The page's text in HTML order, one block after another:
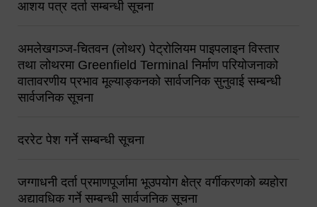
आशय पत्र दर्ता सम्बन्धी सूचना
अमलेखगञ्ज-चितवन (लोथर) पेट्रोलियम पाइपलाइन विस्तार
तथा लोथरमा Greenfield Terminal निर्माण परियोजनाको
वातावरणीय प्रभाव मूल्याङ्कनको सार्वजनिक सुनुवाई सम्बन्धी
सार्वजनिक सूचना
दररेट पेश गर्ने सम्बन्धी सूचना
जग्गाधनी दर्ता प्रमाणपूर्जामा भूउपयोग क्षेत्र वर्गीकरणको ब्यहोरा
अद्यावधिक गर्ने सम्बन्धी सार्वजनिक सूचना